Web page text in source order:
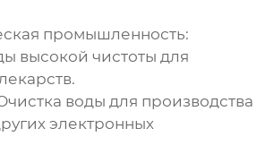
промышленность:
высокой чистоты для
воды для производства
электронных